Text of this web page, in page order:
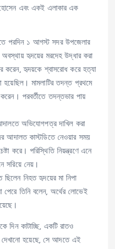
হোসেন এবং একই এলাকার এক
পরদিন ১ আগস্ট সদর উপজেলার
অবস্থায় হৃদয়ের মরদেহ উদ্ধার করা
করেন, হৃদয়কে শ্বাসরোধ করে হত্যা
মামলাটির তদন্ত প্রথমে
পরবর্তীতে তদন্তভার পায়
অভিযোগপত্র দাখিল করা
আদালত কাস্টডিতে নেওয়ার সময়
করে। পরিস্থিতি নিয়ন্ত্রণে এনে
সরিয়ে নেয়।
নিহত হৃদয়ের মা নিপা
তিনি বলেন, অর্থের লোভেই
দিন কাটাচ্ছি, একটি রাতও
দেখানো হয়েছে, সে আদতে এই